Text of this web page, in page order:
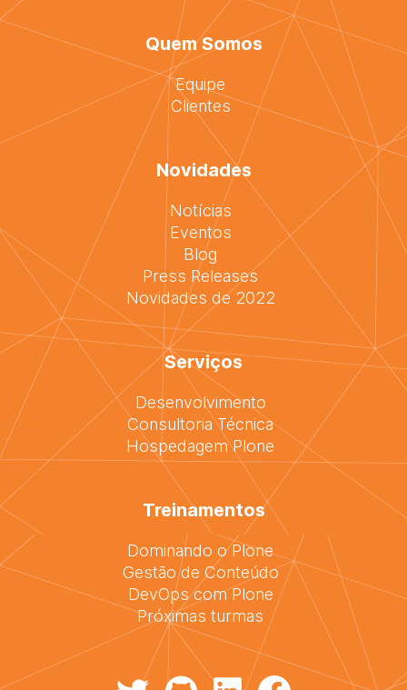
Quem Somos
Equipe
Clientes
Novidades
Notícias
Eventos
Blog
Press Releases
Novidades de 2022
Serviços
Desenvolvimento
Consultoria Técnica
Hospedagem Plone
Treinamentos
Dominando o Plone
Gestão de Conteúdo
DevOps com Plone
Próximas turmas